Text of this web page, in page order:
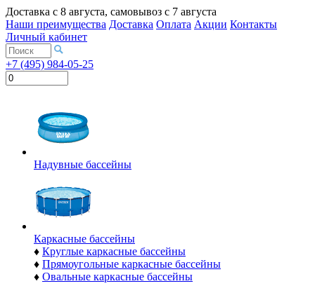
Доставка с 8 августа, самовывоз с 7 августа
Наши преимущества Доставка Оплата Акции Контакты
Личный кабинет
+7 (495) 984-05-25
Надувные бассейны
Каркасные бассейны
♦ Круглые каркасные бассейны
♦ Прямоугольные каркасные бассейны
♦ Овальные каркасные бассейны